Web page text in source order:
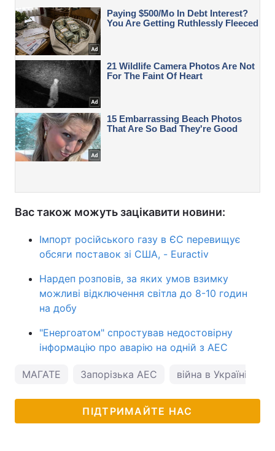
Вас також можуть зацікавити новини:
Імпорт російського газу в ЄС перевищує
обсяги поставок зі США, - Euractiv
Нардеп розповів, за яких умов взимку
можливі відключення світла до 8-10 годин
на добу
"Енергоатом" спростував недостовірну
інформацію про аварію на одній з АЕС
МАГАТЕ Запорізька АЕС війна в Україні
ПІДТРИМАЙТЕ НАС